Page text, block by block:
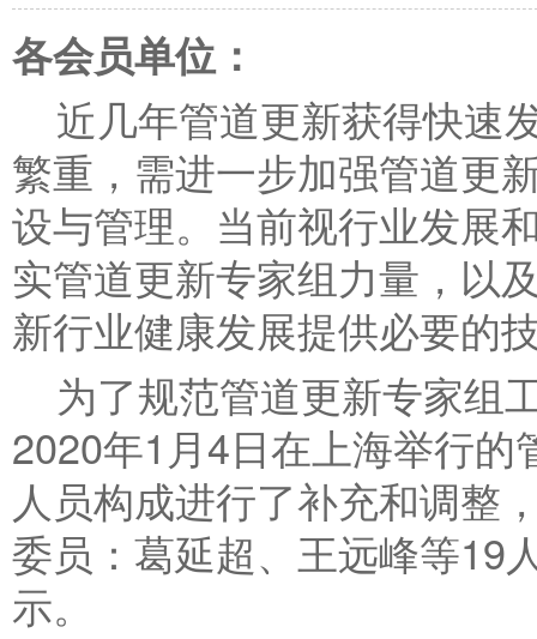
各会员单位：
近几年管道更新获得快速
繁重，需进一步加强管道更
设与管理。当前视行业发展
实管道更新专家组力量，以
新行业健康发展提供必要的
为了规范管道更新专家组
2020年1 月4日在上海举行
人员构成进行了补充和调整
委员：葛延超、王远峰等19
示。